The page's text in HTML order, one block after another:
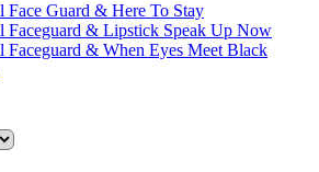
Face Guard & Here To Stay
Faceguard & Lipstick Speak Up Now
Faceguard & When Eyes Meet Black